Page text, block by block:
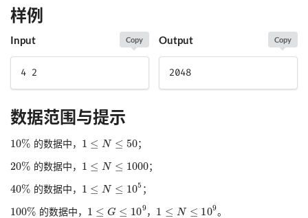
样例
Input Copy
4 2
Output Copy
2048
数据范围与提示
的数据中，
；
的数据中，
；
的数据中，
；
的数据中，
， 。